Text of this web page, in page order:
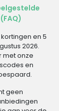
en 5
2026.
met onze
en
geen